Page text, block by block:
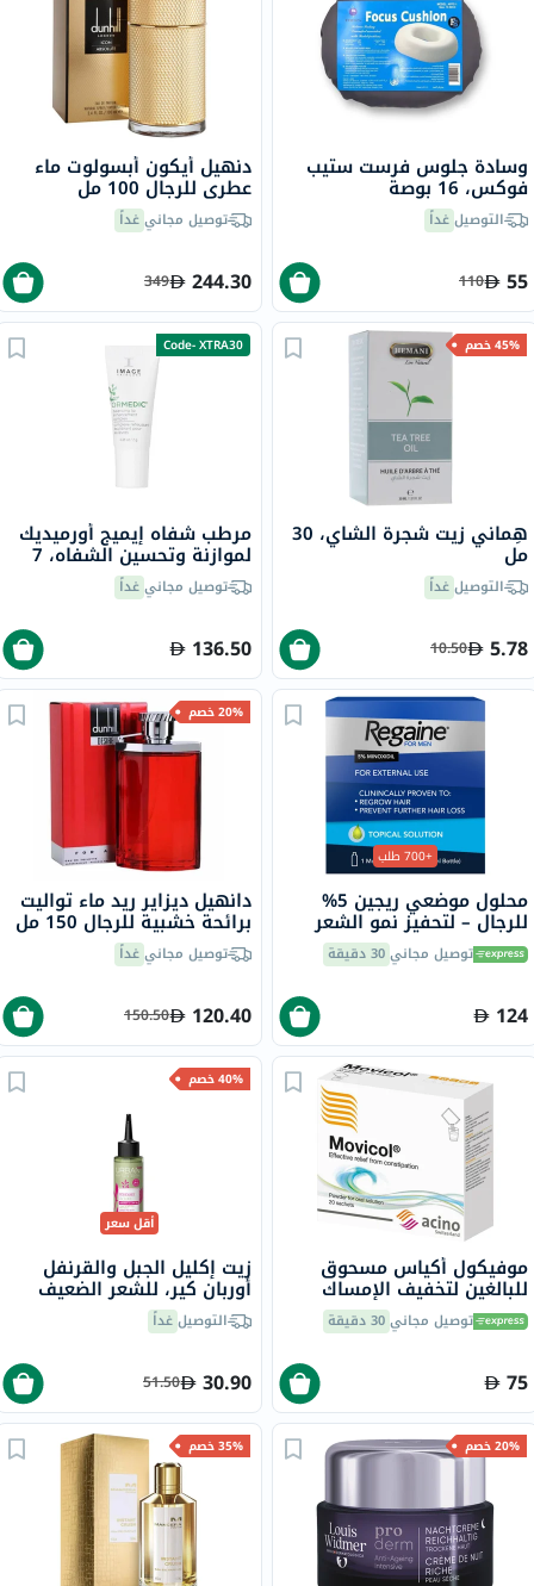
وسادة جلوس فرست ستيب
فوكس، 16 بوصة
التوصيلغداً
55
110
دنهيل أيكون أبسولوت ماء
عطري للرجال 100 مل
توصيل مجانيغداً
244.30
349
45% خصم
هِماني زيت شجرة الشاي، 30
مل
التوصيلغداً
5.78
10.50
Code- XTRA30
مرطب شفاه إيميج أورميديك
لموازنة وتحسين الشفاه، 7
جرامتوصيل مجانيغداً
136.50
+700 طلب
محلول موضعي ريجين 5%
للرجال – لتحفيز نمو الشعر
وعلاج الصلع الوراثي
توصيل مجاني30 دقيقة
124
20% خصم
دانهيل ديزاير ريد ماء تواليت
برائحة خشبية للرجال 150 مل
توصيل مجانيغداً
120.40
150.50
موفيكول أكياس مسحوق
للبالغين لتخفيف الإمساك
13.8 جرام من 20 كيس توصيل مجاني30 دقيقة
75
40% خصم
أقل سعر
زيت إكليل الجبل والقرنفل
أوربان كير، للشعر الضعيف
100 ملالتوصيلغداً
30.90
51.50
20% خصم 35% خصم